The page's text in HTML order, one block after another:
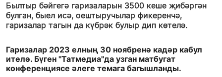
Былтыр бәйгегә гаризаларын 3500 кеше җибәргән
булган, быел исә, оештыручылар фикеренчә,
гаризалар тагын да күбрәк булыр дип көтелә.
Гаризалар 2023 елның 30 ноябренә кадәр кабул
ителә. Бүген "Татмедиа"да узган матбугат
конференциясе әлеге темага багышланды.